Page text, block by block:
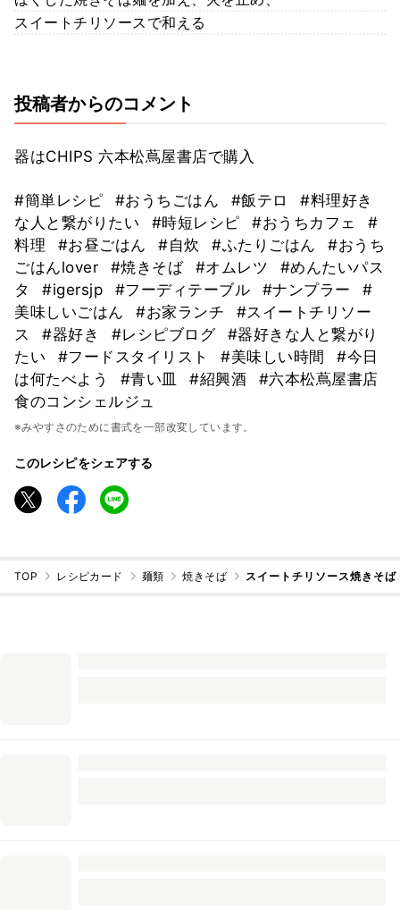
スイートチリソースで和える
投稿者からのコメント
器はCHIPS 六本松蔦屋書店で購入
#簡単レシピ #おうちごはん #飯テロ
#料理好き
な人と繋がりたい
#時短レシピ #おうちカフェ
#
料理
#お昼ごはん #自炊 #ふたりごはん
#おうち
ごはんlover
#焼きそば #オムレツ
#めんたいパス
タ
#igersjp #フーディテーブル #ナンプラー
#
美味しいごはん
#お家ランチ
#スイートチリソー
ス
#器好き #レシピブログ
#器好きな人と繋がり
たい
#フードスタイリスト #美味しい時間
#今日
は何たべよう
#青い皿 #紹興酒
#六本松蔦屋書店
食のコンシェルジュ
※みやすさのために書式を一部改変しています。
このレシピをシェアする
TOP レシピカード 麺類 焼きそば スイートチリソース焼きそば